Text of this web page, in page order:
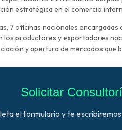
estratégica en el comercio
7 oficinas nacionales
productores y exportadores
y apertura de mercados que
Solicitar
el formulario y te